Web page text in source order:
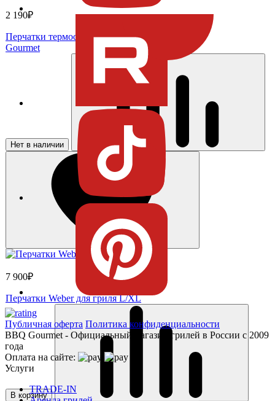
2 190₽
Перчатки термостойкие, 2 шт BBQ
Gourmet
Нет в наличии
7 900₽
Перчатки Weber для гриля L/XL
В корзину
Публичная оферта Политика конфиденциальности
BBQ Gourmet - Официальный магазин грилей в России с 2009
года
Оплата на сайте:
Услуги
TRADE-IN